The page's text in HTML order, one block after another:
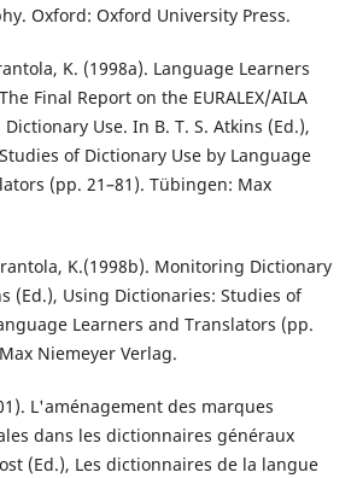
Oxford: Oxford University Press.
K. (1998a). Language Learners
Final Report on the EURALEX/AILA
Use. In B. T. S. Atkins (Ed.),
of Dictionary Use by Language
(pp. 21–81). Tübingen: Max
K.(1998b). Monitoring Dictionary
(Ed.), Using Dictionaries: Studies of
Learners and Translators (pp.
Niemeyer Verlag.
L'aménagement des marques
dans les dictionnaires généraux
(Ed.), Les dictionnaires de la langue